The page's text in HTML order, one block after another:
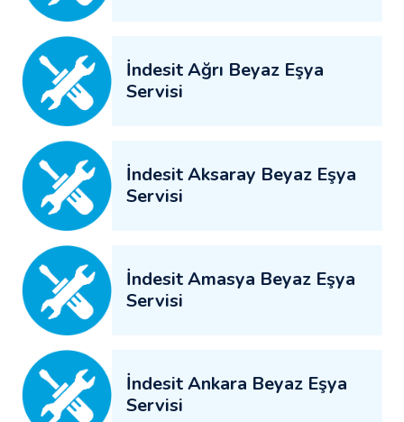
İndesit Ağrı Beyaz Eşya
Servisi
İndesit Aksaray Beyaz Eşya
Servisi
İndesit Amasya Beyaz Eşya
Servisi
İndesit Ankara Beyaz Eşya
Servisi